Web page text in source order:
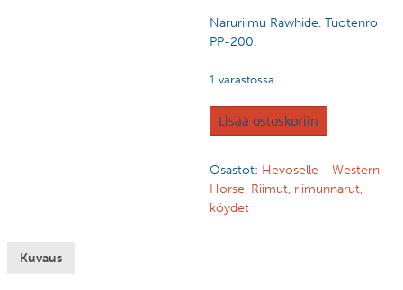
Naruriimu Rawhide. Tuotenro
PP-200.
1 varastossa
Lisää ostoskoriin
Osastot: Hevoselle - Western
Horse, Riimut, riimunnarut,
köydet
Kuvaus